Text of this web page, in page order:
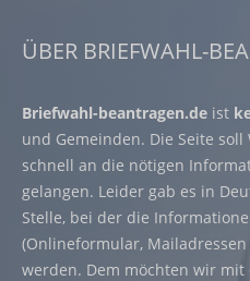
ÜBER BRIEFWAHL-
Briefwahl-beantragen.de ist
und Gemeinden. Die Seite
schnell an die nötigen
gelangen. Leider gab es in
Stelle, bei der die
(Onlineformular,
werden. Dem möchten wir